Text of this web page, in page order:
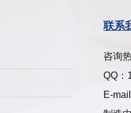
联系
咨询
QQ：
E-